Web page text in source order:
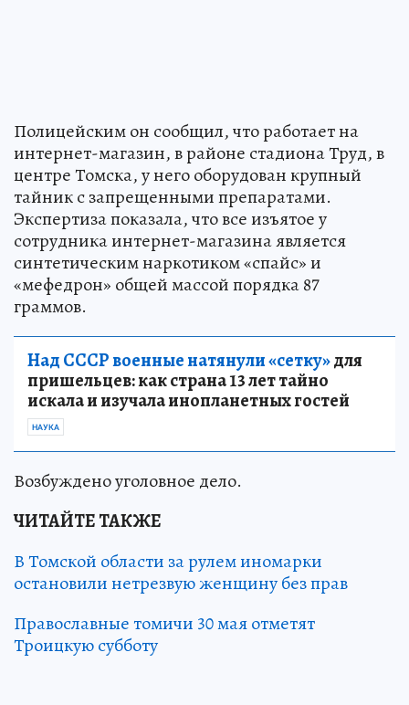
Полицейским он сообщил, что работает на
интернет-магазин, в районе стадиона Труд, в
центре Томска, у него оборудован крупный
тайник с запрещенными препаратами.
Экспертиза показала, что все изъятое у
сотрудника интернет-магазина является
синтетическим наркотиком «спайс» и
«мефедрон» общей массой порядка 87
граммов.
Над СССР военные натянули «сетку»для
пришельцев: как страна 13 лет тайно
искала и изучала инопланетных гостей
НАУКА
Возбуждено уголовное дело.
ЧИТАЙТЕ ТАКЖЕ
В Томской области за рулем иномарки
остановили нетрезвую женщину без прав
Православные томичи 30 мая отметят
Троицкую субботу